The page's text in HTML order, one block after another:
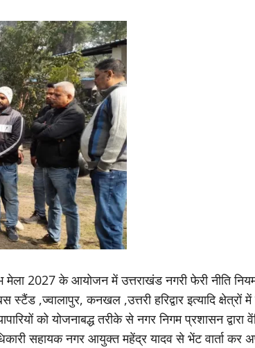
2027 के आयोजन में उत्तराखंड नगरी फेरी नीति
,ज्वालापुर, कनखल ,उत्तरी हरिद्वार इत्यादि क्षेत्रों में
को योजनाबद्ध तरीके से नगर निगम प्रशासन द्वारा
सहायक नगर आयुक्त महेंद्र यादव से भेंट वार्ता कर